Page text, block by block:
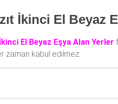
İkinci El Beyaz
El Beyaz Eşya Alan Yerler
zaman kabul edilmez.